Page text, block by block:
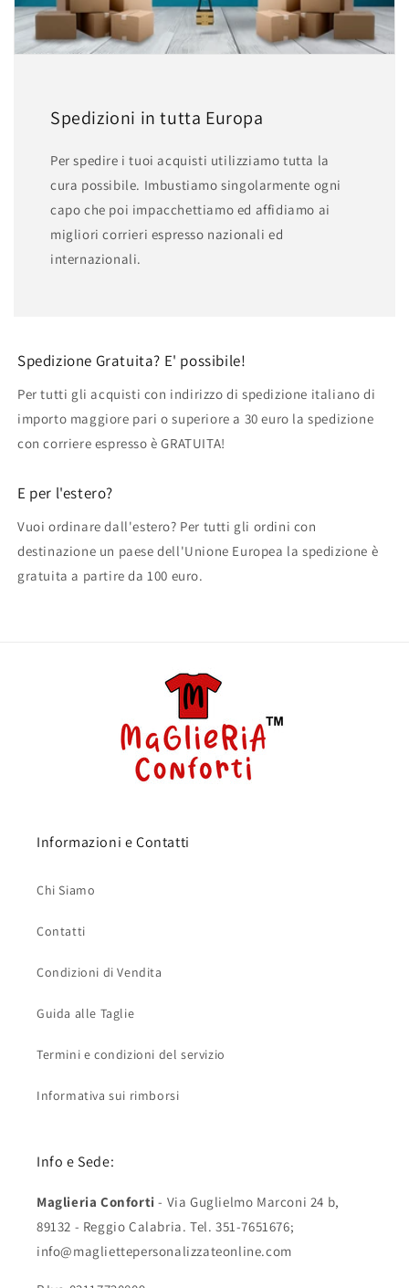
Spedizioni in tutta Europa
Per spedire i tuoi acquisti utilizziamo tutta la
cura possibile. Imbustiamo singolarmente ogni
capo che poi impacchettiamo ed affidiamo ai
migliori corrieri espresso nazionali ed
internazionali.
Spedizione Gratuita? E' possibile!
Per tutti gli acquisti con indirizzo di spedizione italiano di
importo maggiore pari o superiore a 30 euro la spedizione
con corriere espresso è GRATUITA!
E per l'estero?
Vuoi ordinare dall'estero? Per tutti gli ordini con
destinazione un paese dell'Unione Europea la spedizione è
gratuita a partire da 100 euro.
Informazioni e Contatti
Chi Siamo
Contatti
Condizioni di Vendita
Guida alle Taglie
Termini e condizioni del servizio
Informativa sui rimborsi
Info e Sede:
Maglieria Conforti - Via Guglielmo Marconi 24 b,
89132 - Reggio Calabria. Tel. 351-7651676;
info@magliettepersonalizzateonline.com